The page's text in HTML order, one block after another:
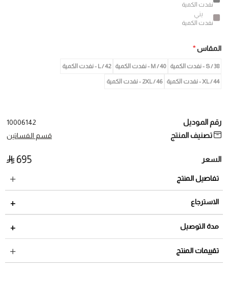
نفدت الكمية
بني
نفدت الكمية
المقاس*
38 / S - نفدت الكمية M / 40 - نفدت الكمية L / 42 - نفدت الكمية
XL / 44 - نفدت الكمية 2XL / 46 - نفدت الكمية
رقم الموديل 10006142
تصنيف المنتج قسم الفساتين
السعر 695
تفاصيل المنتج
الاسترجاع
مدة الاسترجاع 2 أيام من تاريخ استلام الطلب
لمراجعة سياسة الاسترجاع عبر الرابط التالي
مدة التوصيل
داخل السعودية: من 3 الى 8 أيام عمل
تقييمات المنتج